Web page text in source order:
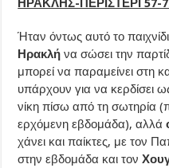
ΗΡΑΚΛΗΣ-ΠΕΡΙΣΤΕΡΙ 57-
Ήταν όντως αυτό το
Ηρακλή να σώσει την
μπορεί να παραμείνει στη
υπάρχουν για να κερδίσει
νίκη πίσω από τη σωτηρία
ερχόμενη εβδομάδα), αλλά
χάνει και παίκτες, με τον
στην εβδομάδα και τον